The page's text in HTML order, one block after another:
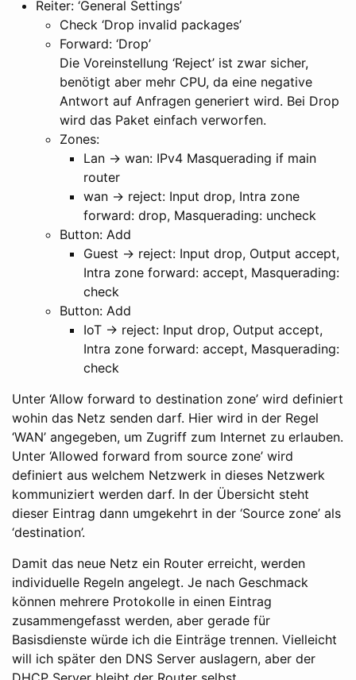
Reiter: ‘General Settings’
Check ‘Drop invalid packages’
Forward: ‘Drop’
Die Voreinstellung ‘Reject’ ist zwar sicher,
benötigt aber mehr CPU, da eine negative
Antwort auf Anfragen generiert wird. Bei Drop
wird das Paket einfach verworfen.
Zones:
Lan -> wan: IPv4 Masquerading if main
router
wan -> reject: Input drop, Intra zone
forward: drop, Masquerading: uncheck
Button: Add
Guest -> reject: Input drop, Output accept,
Intra zone forward: accept, Masquerading:
check
Button: Add
IoT -> reject: Input drop, Output accept,
Intra zone forward: accept, Masquerading:
check
Unter ‘Allow forward to destination zone’ wird definiert
wohin das Netz senden darf. Hier wird in der Regel
‘WAN’ angegeben, um Zugriff zum Internet zu erlauben.
Unter ‘Allowed forward from source zone’ wird
definiert aus welchem Netzwerk in dieses Netzwerk
kommuniziert werden darf. In der Übersicht steht
dieser Eintrag dann umgekehrt in der ‘Source zone’ als
‘destination’.
Damit das neue Netz ein Router erreicht, werden
individuelle Regeln angelegt. Je nach Geschmack
können mehrere Protokolle in einen Eintrag
zusammengefasst werden, aber gerade für
Basisdienste würde ich die Einträge trennen. Vielleicht
will ich später den DNS Server auslagern, aber der